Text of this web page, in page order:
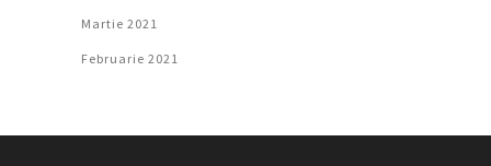
Martie 2021
Februarie 2021